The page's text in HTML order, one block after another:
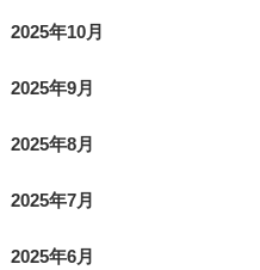
2025年10月
2025年9月
2025年8月
2025年7月
2025年6月